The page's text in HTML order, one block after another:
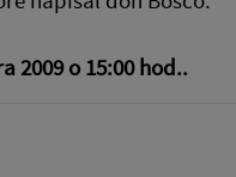
2009 o 15:00 hod..